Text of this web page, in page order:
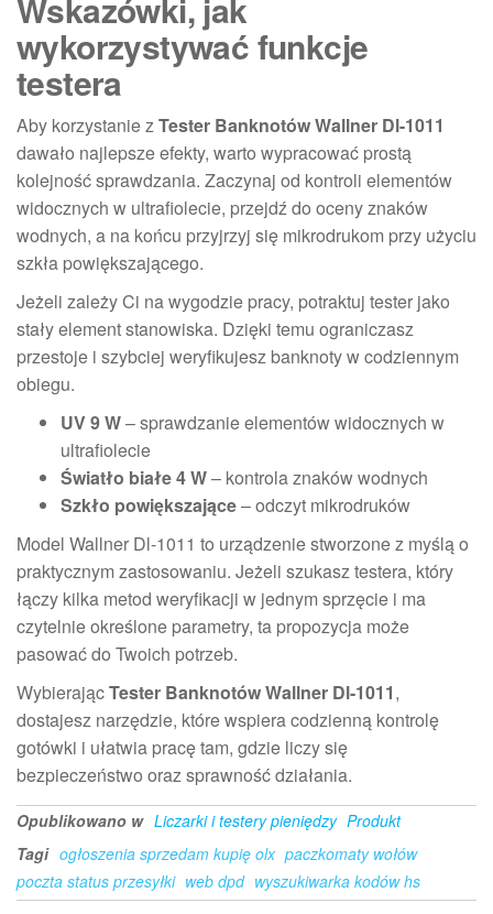
wykorzystywać funkcje
testera
Aby korzystanie zTester Banknotów Wallner Dl-1011
dawało najlepsze efekty, warto wypracować prostą
kolejność sprawdzania. Zaczynaj od kontroli elementów
widocznych w ultrafiolecie, przejdź do oceny znaków
wodnych, a na końcu przyjrzyj się mikrodrukom przy użyciu
szkła powiększającego.
Jeżeli zależy Ci na wygodzie pracy, potraktuj tester jako
stały element stanowiska. Dzięki temu ograniczasz
przestoje i szybciej weryfikujesz banknoty w codziennym
obiegu.
UV 9 W– sprawdzanie elementów widocznych w
ultrafiolecie
Światło białe 4 W– kontrola znaków wodnych
Szkło powiększające– odczyt mikrodruków
Model Wallner Dl-1011 to urządzenie stworzone z myślą o
praktycznym zastosowaniu. Jeżeli szukasz testera, który
łączy kilka metod weryfikacji w jednym sprzęcie i ma
czytelnie określone parametry, ta propozycja może
pasować do Twoich potrzeb.
WybierającTester Banknotów Wallner Dl-1011,
dostajesz narzędzie, które wspiera codzienną kontrolę
gotówki i ułatwia pracę tam, gdzie liczy się
bezpieczeństwo oraz sprawność działania.
Opublikowano w Liczarki i testery pieniędzy Produkt
Tagi ogłoszenia sprzedam kupię olx paczkomaty wołów
poczta status przesyłki web dpd wyszukiwarka kodów hs